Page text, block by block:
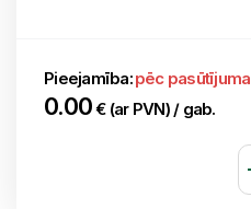
Pieejamība:pēc pasūtījuma
0.00€ (ar PVN) / gab.